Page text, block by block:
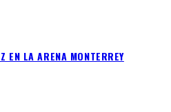
EN LA ARENA MONTERREY